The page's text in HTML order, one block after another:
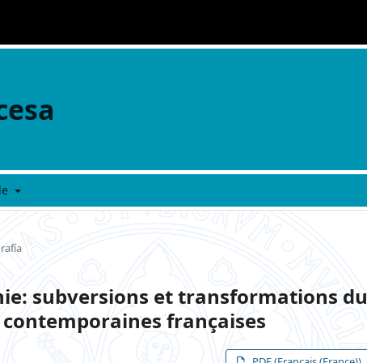
subversions et transformations du
françaises